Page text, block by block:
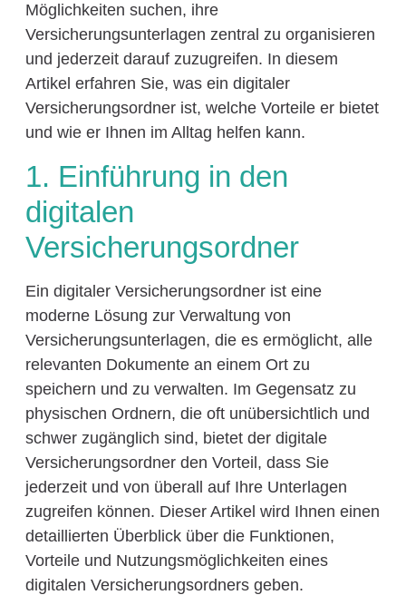
Möglichkeiten suchen, ihre
Versicherungsunterlagen zentral zu organisieren
und jederzeit darauf zuzugreifen. In diesem
Artikel erfahren Sie, was ein digitaler
Versicherungsordner ist, welche Vorteile er bietet
und wie er Ihnen im Alltag helfen kann.
1. Einführung in den
digitalen
Versicherungsordner
Ein digitaler Versicherungsordner ist eine
moderne Lösung zur Verwaltung von
Versicherungsunterlagen, die es ermöglicht, alle
relevanten Dokumente an einem Ort zu
speichern und zu verwalten. Im Gegensatz zu
physischen Ordnern, die oft unübersichtlich und
schwer zugänglich sind, bietet der digitale
Versicherungsordner den Vorteil, dass Sie
jederzeit und von überall auf Ihre Unterlagen
zugreifen können. Dieser Artikel wird Ihnen einen
detaillierten Überblick über die Funktionen,
Vorteile und Nutzungsmöglichkeiten eines
digitalen Versicherungsordners geben.